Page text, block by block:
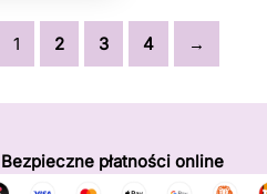
1 2 3 4 →
Bezpieczne płatności online